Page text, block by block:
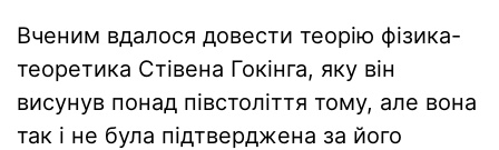
Вченим вдалося довести теорію фізика-
теоретика Стівена Гокінга, яку він
висунув понад півстоліття тому, але вона
так і не була підтверджена за його